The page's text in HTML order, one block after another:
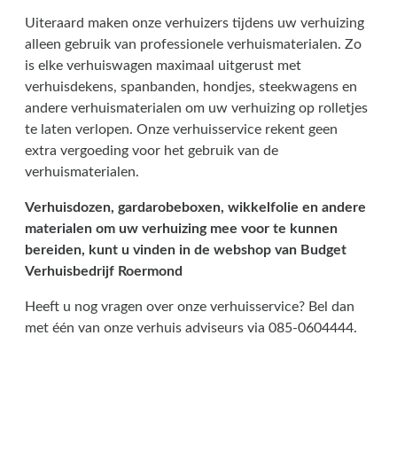
Uiteraard maken onze verhuizers tijdens uw verhuizing
alleen gebruik van professionele verhuismaterialen. Zo
is elke verhuiswagen maximaal uitgerust met
verhuisdekens, spanbanden, hondjes, steekwagens en
andere verhuismaterialen om uw verhuizing op rolletjes
te laten verlopen. Onze verhuisservice rekent geen
extra vergoeding voor het gebruik van de
verhuismaterialen.
Verhuisdozen, gardarobeboxen, wikkelfolie en andere
materialen om uw verhuizing mee voor te kunnen
bereiden, kunt u vinden in de webshop van Budget
Verhuisbedrijf Roermond
Heeft u nog vragen over onze verhuisservice? Bel dan
met één van onze verhuis adviseurs via 085-0604444.